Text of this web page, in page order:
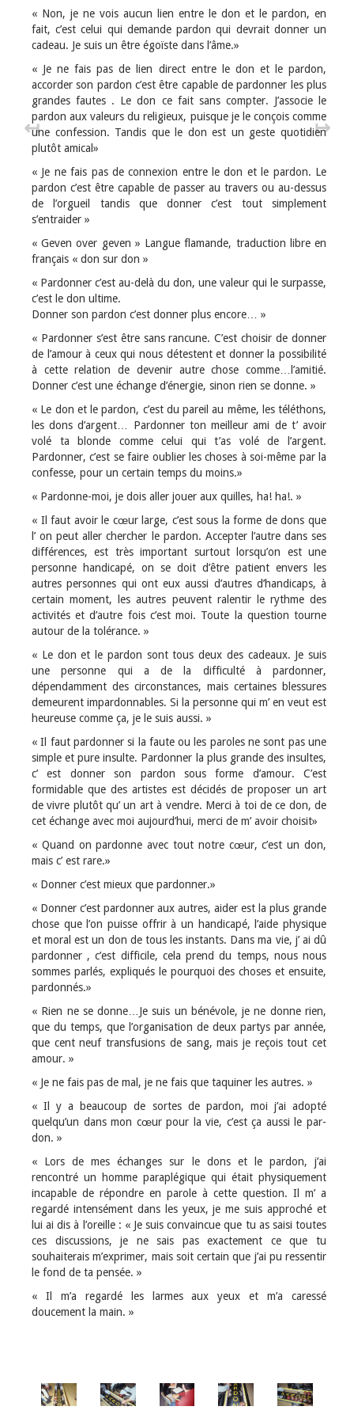
« Non, je ne vois aucun lien entre le don et le pardon, en
fait, c’est celui qui demande pardon qui devrait donner un
cadeau. Je suis un être égoïste dans l’âme.»
« Je ne fais pas de lien direct entre le don et le pardon,
accorder son pardon c’est être capable de pardonner les plus
grandes fautes . Le don ce fait sans compter. J’associe le
pardon aux valeurs du religieux, puisque je le conçois comme
une confession. Tandis que le don est un geste quotidien
plutôt amical»
« Je ne fais pas de connexion entre le don et le pardon. Le
pardon c’est être capable de passer au travers ou au-dessus
de l’orgueil tandis que donner c’est tout simplement
s’entraider »
« Geven over geven » Langue flamande, traduction libre en
français « don sur don »
« Pardonner c’est au-delà du don, une valeur qui le surpasse,
c’est le don ultime.
Donner son pardon c’est donner plus encore… »
« Pardonner s’est être sans rancune. C’est choisir de donner
de l’amour à ceux qui nous détestent et donner la possibilité
à cette relation de devenir autre chose comme…l’amitié.
Donner c’est une échange d’énergie, sinon rien se donne. »
« Le don et le pardon, c’est du pareil au même, les téléthons,
les dons d’argent… Pardonner ton meilleur ami de t’ avoir
volé ta blonde comme celui qui t’as volé de l’argent.
Pardonner, c’est se faire oublier les choses à soi-même par la
confesse, pour un certain temps du moins.»
« Pardonne-moi, je dois aller jouer aux quilles, ha! ha!. »
« Il faut avoir le cœur large, c’est sous la forme de dons que
l’ on peut aller chercher le pardon. Accepter l’autre dans ses
différences, est très important surtout lorsqu’on est une
personne handicapé, on se doit d’être patient envers les
autres personnes qui ont eux aussi d’autres d’handicaps, à
certain moment, les autres peuvent ralentir le rythme des
activités et d’autre fois c’est moi. Toute la question tourne
autour de la tolérance. »
« Le don et le pardon sont tous deux des cadeaux. Je suis
une personne qui a de la difficulté à pardonner,
dépendamment des circonstances, mais certaines blessures
demeurent impardonnables. Si la personne qui m’ en veut est
heureuse comme ça, je le suis aussi. »
« Il faut pardonner si la faute ou les paroles ne sont pas une
simple et pure insulte. Pardonner la plus grande des insultes,
c’ est donner son pardon sous forme d’amour. C’est
formidable que des artistes est décidés de proposer un art
de vivre plutôt qu’ un art à vendre. Merci à toi de ce don, de
cet échange avec moi aujourd’hui, merci de m’ avoir choisit»
« Quand on pardonne avec tout notre cœur, c’est un don,
mais c’ est rare.»
« Donner c’est mieux que pardonner.»
« Donner c’est pardonner aux autres, aider est la plus grande
chose que l’on puisse offrir à un handicapé, l’aide physique
et moral est un don de tous les instants. Dans ma vie, j’ ai dû
pardonner , c’est difficile, cela prend du temps, nous nous
sommes parlés, expliqués le pourquoi des choses et ensuite,
pardonnés.»
« Rien ne se donne…Je suis un bénévole, je ne donne rien,
que du temps, que l’organisation de deux partys par année,
que cent neuf transfusions de sang, mais je reçois tout cet
amour. »
« Je ne fais pas de mal, je ne fais que taquiner les autres. »
« Il y a beaucoup de sortes de pardon, moi j’ai adopté
quelqu’un dans mon cœur pour la vie, c’est ça aussi le par-
don. »
« Lors de mes échanges sur le dons et le pardon, j’ai
rencontré un homme paraplégique qui était physiquement
incapable de répondre en parole à cette question. Il m’ a
regardé intensément dans les yeux, je me suis approché et
lui ai dis à l’oreille : « Je suis convaincue que tu as saisi toutes
ces discussions, je ne sais pas exactement ce que tu
souhaiterais m’exprimer, mais soit certain que j’ai pu ressentir
le fond de ta pensée. »
« Il m’a regardé les larmes aux yeux et m’a caressé
doucement la main. »
↦
↤